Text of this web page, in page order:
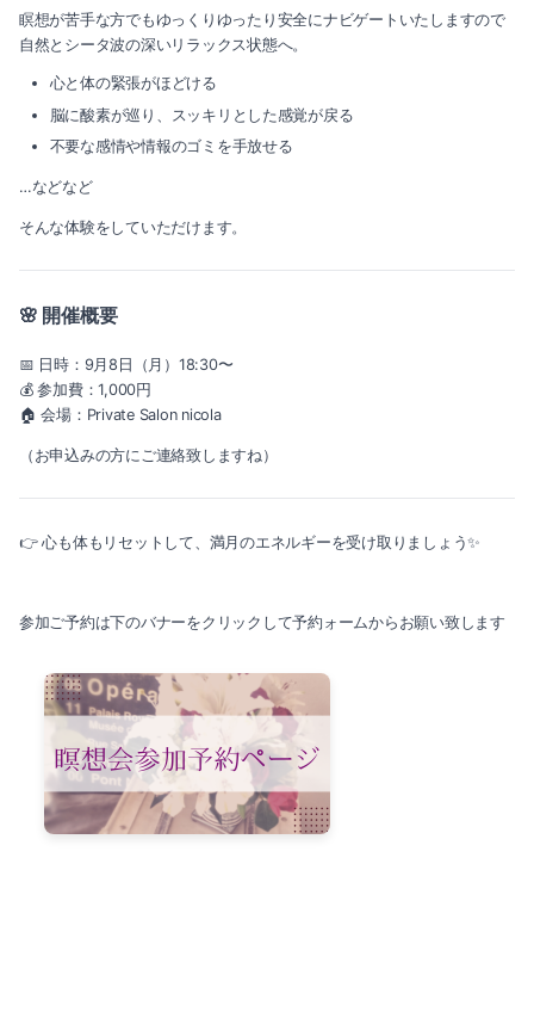
瞑想が苦手な方でもゆっくりゆったり安全にナビゲートいたしますので
自然とシータ波の深いリラックス状態へ。
心と体の緊張がほどける
脳に酸素が巡り、スッキリとした感覚が戻る
不要な感情や情報のゴミを手放せる
…などなど
そんな体験をしていただけます。
🌸 開催概要
📅 日時：9月8日（月）18:30〜
💰 参加費：1,000円
🏠 会場：Private Salon nicola
（お申込みの方にご連絡致しますね）
👉 心も体もリセットして、満月のエネルギーを受け取りましょう✨
参加ご予約は下のバナーをクリックして予約ォームからお願い致します